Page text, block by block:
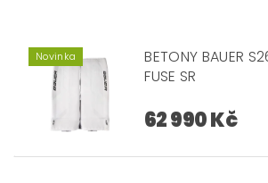
Novinka
BETONY BAUER
FUSE SR
62 990 Kč